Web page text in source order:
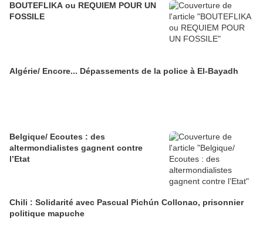
BOUTEFLIKA ou REQUIEM POUR UN
FOSSILE
Algérie/ Encore... Dépassements de la police à El-Bayadh
Belgique/ Ecoutes : des
altermondialistes gagnent contre
l’Etat
Chili : Solidarité avec Pascual Pichún Collonao, prisonnier
politique mapuche